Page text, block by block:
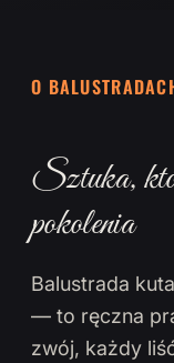
O
Sztuka,
pokolenia
Balustrada
— to ręczna
zwój, każdy